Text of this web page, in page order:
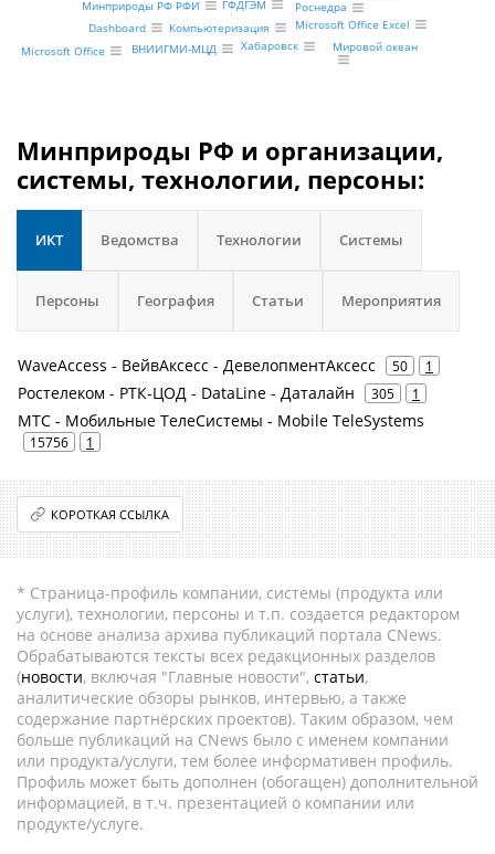
Минприроды РФ РФИ ГФДГЭМ Роснедра
Dashboard Компьютеризация Microsoft Office Excel
Microsoft Office ВНИИГМИ-МЦД Хабаровск Мировой океан
Минприроды РФ и организации,
системы, технологии, персоны:
ИКТ Ведомства Технологии Системы
Персоны География Статьи Мероприятия
WaveAccess - ВейвАксесс - ДевелопментАксесс 50 1
Ростелеком - РТК-ЦОД - DataLine - Даталайн 305 1
МТС - Мобильные ТелеСистемы - Mobile TeleSystems
15756 1
КОРОТКАЯ ССЫЛКА
* Страница-профиль компании, системы (продукта или
услуги), технологии, персоны и т.п. создается редактором
на основе анализа архива публикаций портала CNews.
Обрабатываются тексты всех редакционных разделов
(новости, включая "Главные новости", статьи,
аналитические обзоры рынков, интервью, а также
содержание партнёрских проектов). Таким образом, чем
больше публикаций на CNews было с именем компании
или продукта/услуги, тем более информативен профиль.
Профиль может быть дополнен (обогащен) дополнительной
информацией, в т.ч. презентацией о компании или
продукте/услуге.